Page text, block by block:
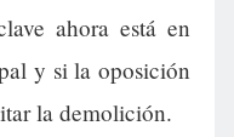
ahora está en
y si la oposición
la demolición.